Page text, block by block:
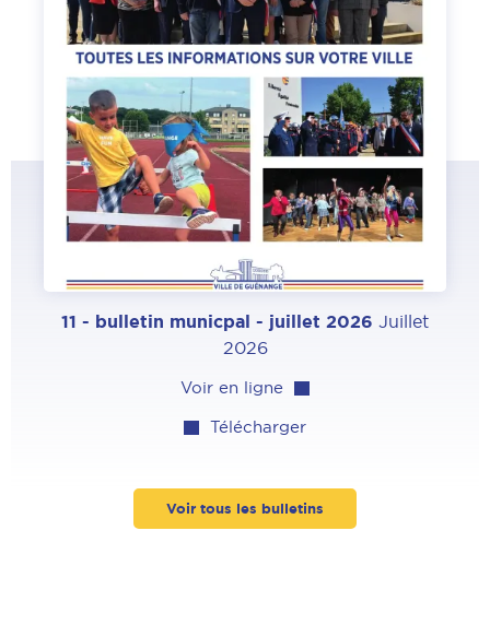
11 - bulletin municpal - juillet 2026 Juillet
2026
Voir en ligne
Télécharger
Voir tous les bulletins